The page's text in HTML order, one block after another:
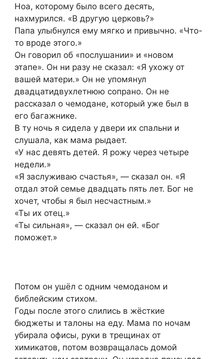
Ноа, которому было всего десять,
нахмурился. «В другую церковь?»
Папа улыбнулся ему мягко и привычно. «Что-
то вроде этого.»
Он говорил об «послушании» и «новом
этапе». Он ни разу не сказал: «Я ухожу от
вашей матери.» Он не упомянул
двадцатидвухлетнюю сопрано. Он не
рассказал о чемодане, который уже был в
его багажнике.
В ту ночь я сидела у двери их спальни и
слушала, как мама рыдает.
«У нас девять детей. Я рожу через четыре
недели.»
«Я заслуживаю счастья», — сказал он. «Я
отдал этой семье двадцать пять лет. Бог не
хочет, чтобы я был несчастным.»
«Ты их отец.»
«Ты сильная», — сказал он ей. «Бог
поможет.»
Потом он ушёл с одним чемоданом и
библейским стихом.
Годы после этого слились в жёсткие
бюджеты и талоны на еду. Мама по ночам
убирала офисы, руки в трещинах от
химикатов, потом возвращалась домой